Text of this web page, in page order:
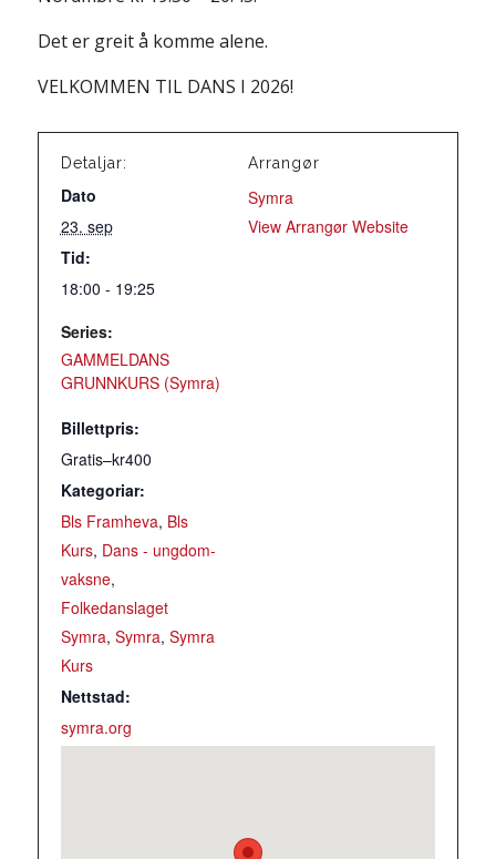
Det er greit å komme alene.
VELKOMMEN TIL DANS I 2026!
Detaljar:
Dato
23. sep
Tid:
18:00 - 19:25
Series:
GAMMELDANS
GRUNNKURS (Symra)
Billettpris:
Gratis–kr400
Kategoriar:
Bls Framheva, Bls
Kurs, Dans - ungdom-
vaksne,
Folkedanslaget
Symra, Symra, Symra
Kurs
Nettstad:
symra.org
Arrangør
Symra
View Arrangør Website